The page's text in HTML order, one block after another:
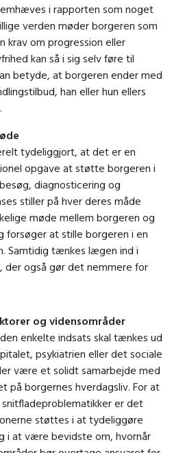
i rapporten som noget
verden møder borgeren som
krav om progression eller
kan så i sig selv føre til
betyde, at borgeren ender med
han eller hun ellers
tydeliggjort, at det er en
opgave at støtte borgeren i
diagnosticering og
stiller på hver deres måde
møde mellem borgeren og
forsøger at stille borgeren i en
Samtidig tænkes lægen ind i
der også gør det nemmere for
og vidensområder
enkelte indsats skal tænkes ud
psykiatrien eller det sociale
være et solidt samarbejde med
på borgernes hverdagsliv. For at
er det
støttes i at tydeliggøre
i at være bevidste om, hvornår